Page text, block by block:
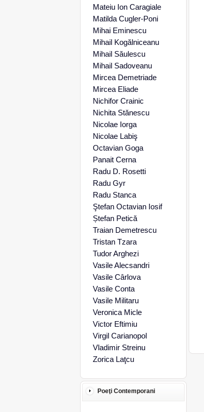
Mateiu Ion Caragiale
Matilda Cugler-Poni
Mihai Eminescu
Mihail Kogălniceanu
Mihail Săulescu
Mihail Sadoveanu
Mircea Demetriade
Mircea Eliade
Nichifor Crainic
Nichita Stănescu
Nicolae Iorga
Nicolae Labiş
Octavian Goga
Panait Cerna
Radu D. Rosetti
Radu Gyr
Radu Stanca
Ştefan Octavian Iosif
Ștefan Petică
Traian Demetrescu
Tristan Tzara
Tudor Arghezi
Vasile Alecsandri
Vasile Cârlova
Vasile Conta
Vasile Militaru
Veronica Micle
Victor Eftimiu
Virgil Carianopol
Vladimir Streinu
Zorica Laţcu
Poeţi Contemporani